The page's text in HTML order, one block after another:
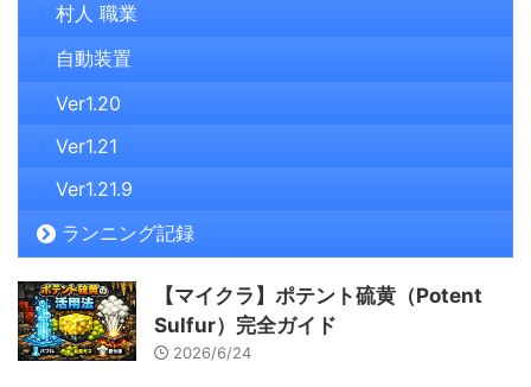
村人 職業
自動装置
Ver1.20
Ver1.21
Ver1.21.9
ランニング記録
【マイクラ】ポテント硫黄（Potent
Sulfur）完全ガイド
2026/6/24